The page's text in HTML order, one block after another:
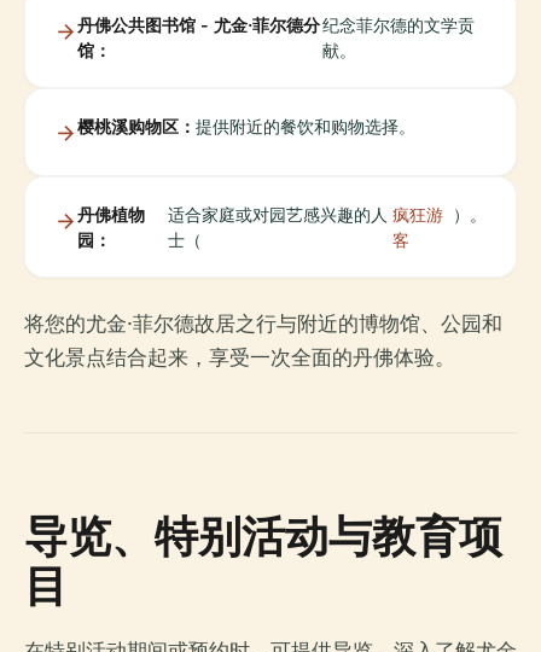
丹佛公共图书馆 - 尤金·菲尔德分
馆：
纪念菲尔德的文学贡
献。
樱桃溪购物区： 提供附近的餐饮和购物选择。
丹佛植物
园：
适合家庭或对园艺感兴趣的人
士（
疯狂游
客
）。
将您的尤金·菲尔德故居之行与附近的博物馆、公园和
文化景点结合起来，享受一次全面的丹佛体验。
导览、特别活动与教育项
目